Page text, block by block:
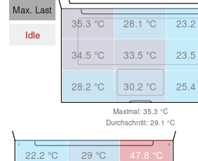
Max. Last
Idle
35.3 °C 28.1 °C 23.2
34.5 °C 33.5 °C 23.5
28.2 °C 30.2 °C 25.4
Maximal: 35.3 °C
Durchschnitt: 29.1 °C
22.2 °C 29 °C 47.8 °C